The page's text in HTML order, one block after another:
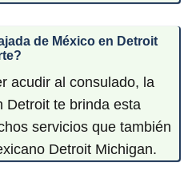
de México en Detroit
acudir al consulado, la
Detroit te brinda esta
servicios que también
Detroit Michigan.